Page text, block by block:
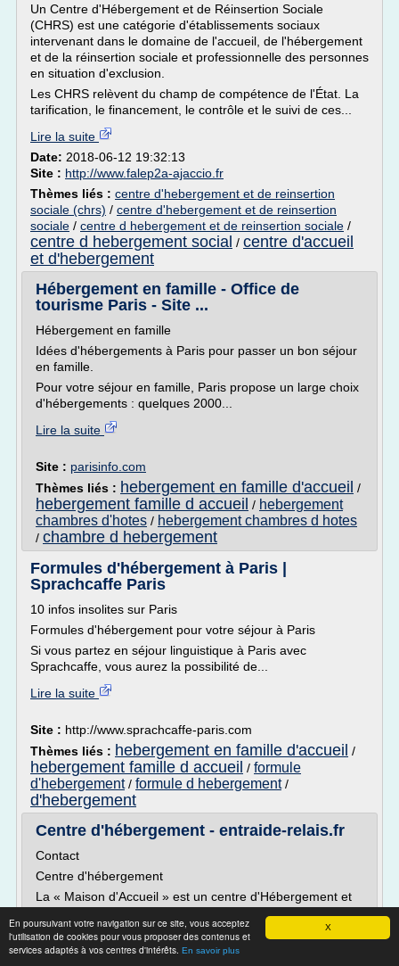
X
En poursuivant votre navigation sur ce site, vous acceptez
l'utilisation de cookies pour vous proposer des contenus et
services adaptés à vos centres d'intérêts. En savoir plus
Un Centre d'Hébergement et de Réinsertion Sociale
(CHRS) est une catégorie d'établissements sociaux
intervenant dans le domaine de l'accueil, de l'hébergement
et de la réinsertion sociale et professionnelle des personnes
en situation d'exclusion.
Les CHRS relèvent du champ de compétence de l'État. La
tarification, le financement, le contrôle et le suivi de ces...
Lire la suite
Date: 2018-06-12 19:32:13
Site : http://www.falep2a-ajaccio.fr
Thèmes liés : centre d'hebergement et de reinsertion
sociale (chrs) / centre d'hebergement et de reinsertion
sociale / centre d hebergement et de reinsertion sociale /
centre d hebergement social / centre d'accueil
et d'hebergement
Hébergement en famille - Office de
tourisme Paris - Site ...
Hébergement en famille
Idées d'hébergements à Paris pour passer un bon séjour
en famille.
Pour votre séjour en famille, Paris propose un large choix
d'hébergements : quelques 2000...
Lire la suite
Site : parisinfo.com
Thèmes liés : hebergement en famille d'accueil /
hebergement famille d accueil / hebergement
chambres d'hotes / hebergement chambres d hotes
/ chambre d hebergement
Formules d'hébergement à Paris |
Sprachcaffe Paris
10 infos insolites sur Paris
Formules d'hébergement pour votre séjour à Paris
Si vous partez en séjour linguistique à Paris avec
Sprachcaffe, vous aurez la possibilité de...
Lire la suite
Site : http://www.sprachcaffe-paris.com
Thèmes liés : hebergement en famille d'accueil /
hebergement famille d accueil / formule
d'hebergement/ formule d hebergement/
d'hebergement
Centre d'hébergement - entraide-relais.fr
Contact
Centre d'hébergement
La « Maison d'Accueil » est un centre d'Hébergement et
majoritairement à des familles en difficultés et dispose de
quelques places pour des célibataires. Il s'agit d'une